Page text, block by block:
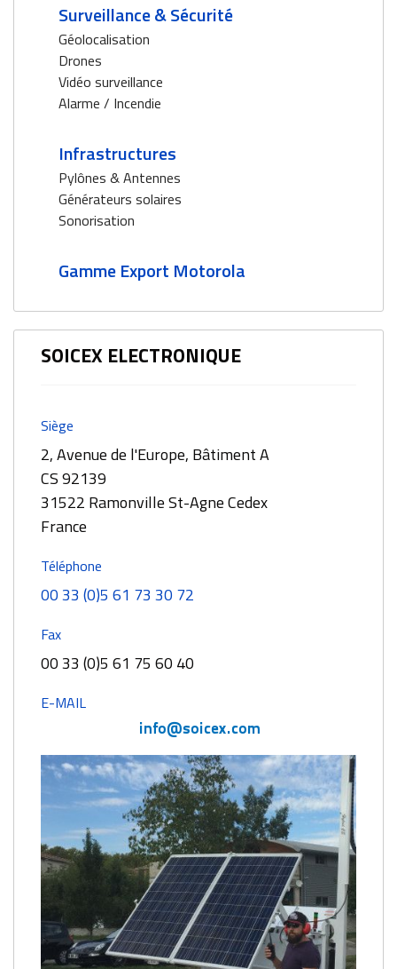
Surveillance & Sécurité
Géolocalisation
Drones
Vidéo surveillance
Alarme / Incendie
Infrastructures
Pylônes & Antennes
Générateurs solaires
Sonorisation
Gamme Export Motorola
SOICEX ELECTRONIQUE
Siège
2, Avenue de l'Europe, Bâtiment A
CS 92139
31522 Ramonville St-Agne Cedex
France
Téléphone
00 33 (0)5 61 73 30 72
Fax
00 33 (0)5 61 75 60 40
E-MAIL